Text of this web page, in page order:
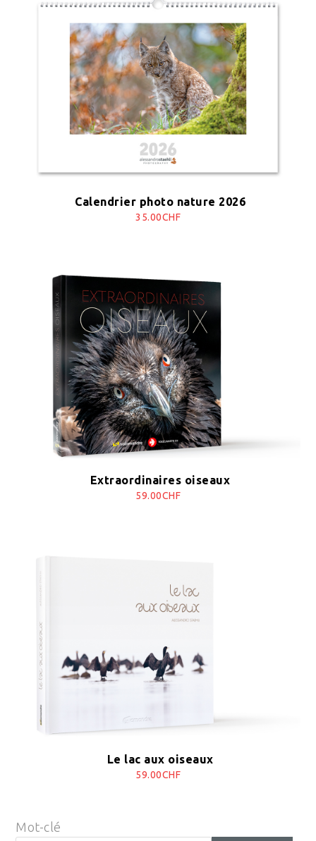
Calendrier photo nature 2026
35.00CHF
Extraordinaires oiseaux
59.00CHF
Le lac aux oiseaux
59.00CHF
Mot-clé